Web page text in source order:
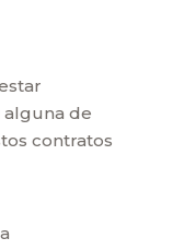
alguna de
contratos